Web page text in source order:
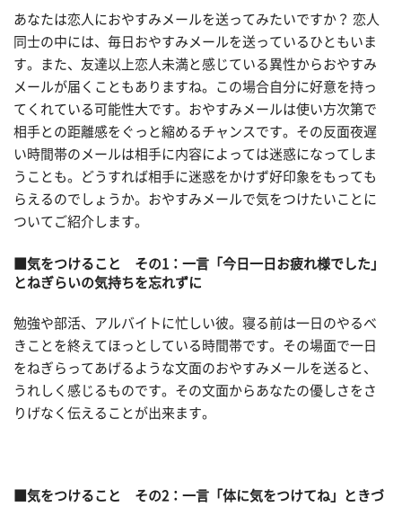
あなたは恋人におやすみメールを送ってみたいですか？ 恋人
同士の中には、毎日おやすみメールを送っているひともいま
す。また、友達以上恋人未満と感じている異性からおやすみ
メールが届くこともありますね。この場合自分に好意を持っ
てくれている可能性大です。おやすみメールは使い方次第で
相手との距離感をぐっと縮めるチャンスです。その反面夜遅
い時間帯のメールは相手に内容によっては迷惑になってしま
うことも。どうすれば相手に迷惑をかけず好印象をもっても
らえるのでしょうか。おやすみメールで気をつけたいことに
ついてご紹介します。
■気をつけること その1：一言「今日一日お疲れ様でした」
とねぎらいの気持ちを忘れずに
勉強や部活、アルバイトに忙しい彼。寝る前は一日のやるべ
きことを終えてほっとしている時間帯です。その場面で一日
をねぎらってあげるような文面のおやすみメールを送ると、
うれしく感じるものです。その文面からあなたの優しさをさ
りげなく伝えることが出来ます。
■気をつけること その2：一言「体に気をつけてね」ときづ